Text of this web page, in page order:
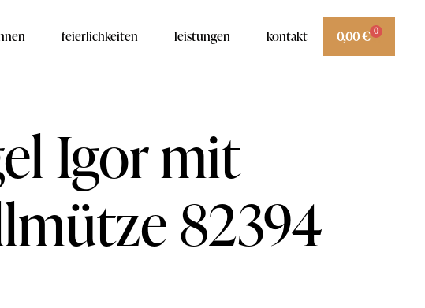
feierlichkeiten leistungen kontakt 0,00€ 0
Igor mit
82394